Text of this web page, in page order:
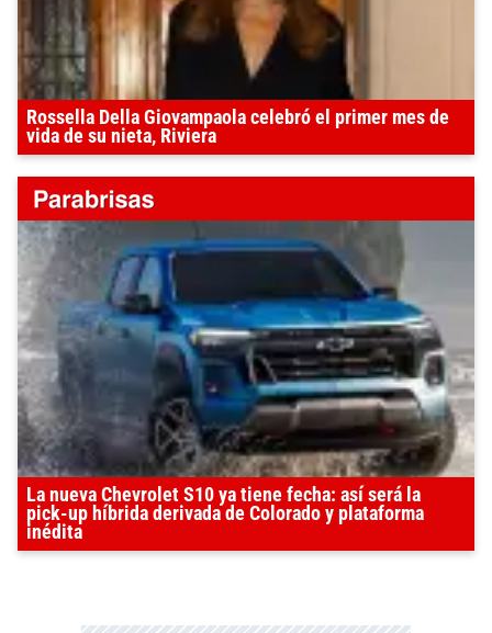
Rossella Della Giovampaola celebró el primer mes de
vida de su nieta, Riviera
La nueva Chevrolet S10 ya tiene fecha: así será la
pick-up híbrida derivada de Colorado y plataforma
inédita